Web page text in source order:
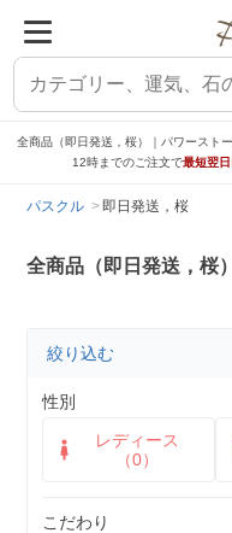
全商品（即日発送，桜）｜パワースト
12時までのご注文で最短翌
パスクル 即日発送，桜
全商品（即日発送，桜）
絞り込む
性別
レディース
（0）
こだわり